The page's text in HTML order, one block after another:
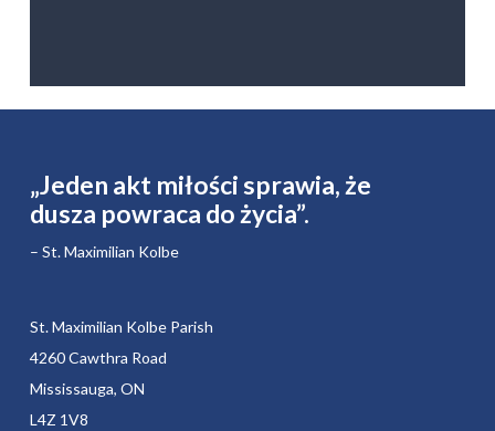
„Jeden akt miłości sprawia, że ​​
dusza powraca do życia”.
– St. Maximilian Kolbe
St. Maximilian Kolbe Parish
4260 Cawthra Road
Mississauga, ON
L4Z 1V8